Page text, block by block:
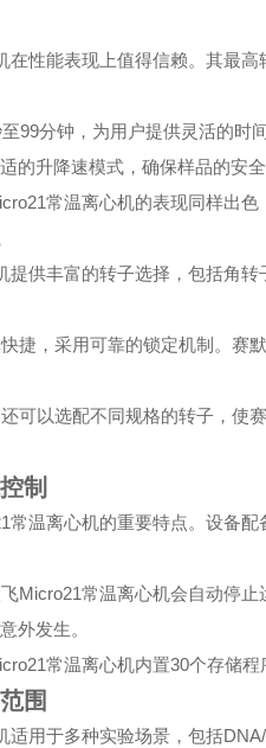
性能表现上值得信赖。其最
99分钟，为用户提供灵活的时
的升降速模式，确保样品的安全
常温离心机的表现同样出色
供丰富的转子选择，包括角
捷，采用可靠的锁定机制。赛
可以选配不同规格的转子，使
制
温离心机的重要特点。设备
Micro21常温离心机会自动停
外发生。
常温离心机内置30个存储程
围
用于多种实验场景，包括